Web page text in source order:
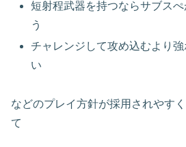
短射程武器を持つならサブス
う
チャレンジして攻め込むより
い
などのプレイ方針が採用されやす
て